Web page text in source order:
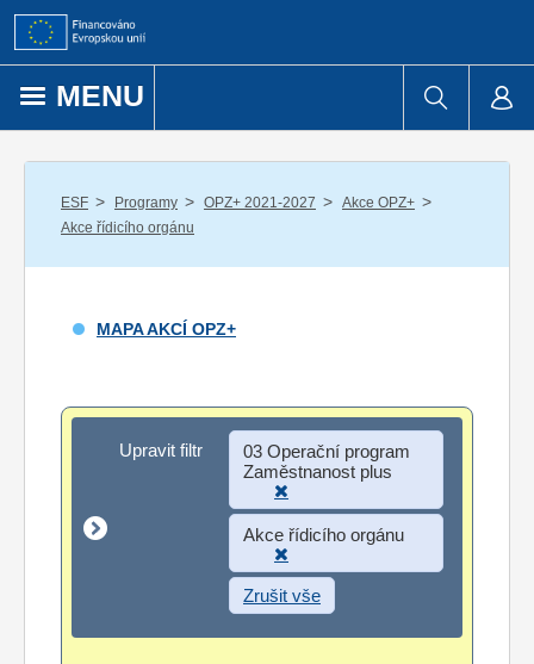
Přejít k obsahu
MENU
ESF / Programy / OPZ+ 2021-2027 / Akce OPZ+ /
Akce řídicího orgánu
MAPA AKCÍ OPZ+
Upravit filtr
Upravit filtr
03 Operační program
Zaměstnanost plus
Akce řídicího orgánu
Zrušit vše